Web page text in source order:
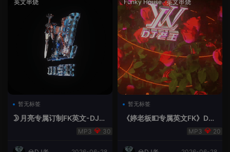
英文串烧
暂无标签
🌛月亮专属订制FK英文-DJ老
30
Funky House·英文串烧
暂无标签
《婷老板💵专属英文FK》DJ
20